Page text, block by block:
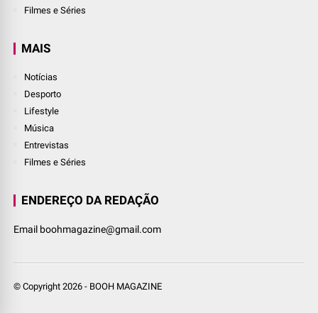
Filmes e Séries
MAIS
Notícias
Desporto
Lifestyle
Música
Entrevistas
Filmes e Séries
ENDEREÇO DA REDAÇÃO
Email boohmagazine@gmail.com
© Copyright2026 - BOOH MAGAZINE